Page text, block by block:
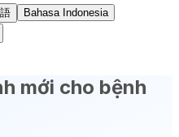
Bahasa Indonesia
mới cho bệnh